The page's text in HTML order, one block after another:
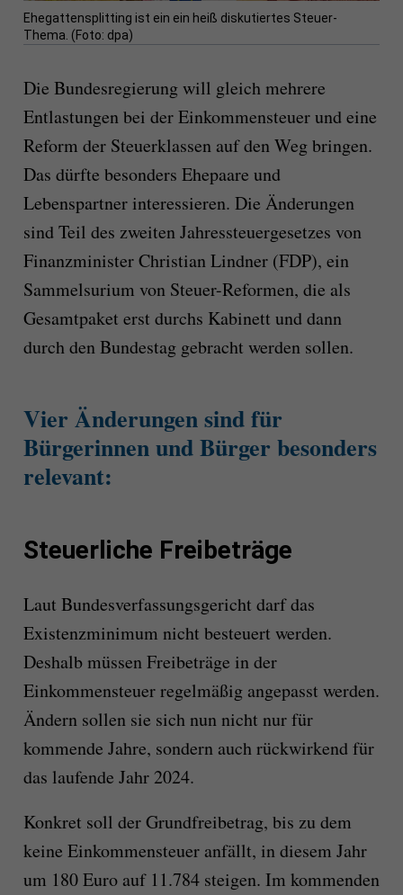
Ehegattensplitting ist ein ein heiß diskutiertes Steuer-
Thema. (Foto: dpa)
Die Bundesregierung will gleich mehrere
Entlastungen bei der Einkommensteuer und eine
Reform der Steuerklassen auf den Weg bringen.
Das dürfte besonders Ehepaare und
Lebenspartner interessieren. Die Änderungen
sind Teil des zweiten Jahressteuergesetzes von
Finanzminister Christian Lindner (FDP), ein
Sammelsurium von Steuer-Reformen, die als
Gesamtpaket erst durchs Kabinett und dann
durch den Bundestag gebracht werden sollen.
Vier Änderungen sind für
Bürgerinnen und Bürger besonders
relevant:
Steuerliche Freibeträge
Laut Bundesverfassungsgericht darf das
Existenzminimum nicht besteuert werden.
Deshalb müssen Freibeträge in der
Einkommensteuer regelmäßig angepasst werden.
Ändern sollen sie sich nun nicht nur für
kommende Jahre, sondern auch rückwirkend für
das laufende Jahr 2024.
Konkret soll der Grundfreibetrag, bis zu dem
keine Einkommensteuer anfällt, in diesem Jahr
um 180 Euro auf 11.784 steigen. Im kommenden